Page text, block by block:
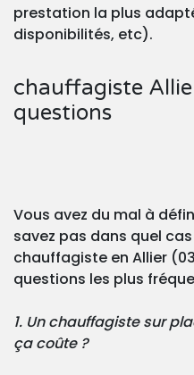
prestation la plus
disponibilités, etc).
chauffagiste
questions
Vous avez du mal à
savez pas dans quel
chauffagiste en Allier
questions les plus
1. Un chauffagiste sur
ça coûte ?